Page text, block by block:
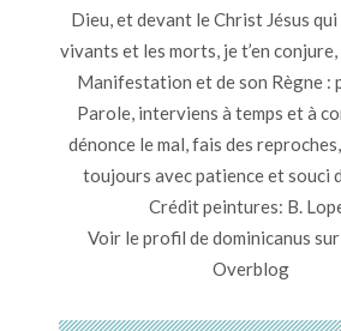
Dieu, et devant le Christ Jésus
vivants et les morts, je t’en conjure,
Manifestation et de son Règne :
Parole, interviens à temps et à
dénonce le mal, fais des
toujours avec patience et souci
Crédit peintures: B.
Voir le profil dedominicanus
Overblog